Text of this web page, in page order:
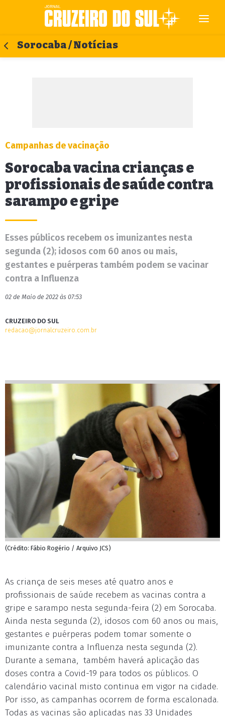
Sorocaba / Notícias
Campanhas de vacinação
Sorocaba vacina crianças e
profissionais de saúde contra
sarampo e gripe
Esses públicos recebem os imunizantes nesta
segunda (2); idosos com 60 anos ou mais,
gestantes e puérperas também podem se vacinar
contra a Influenza
02 de Maio de 2022 às 07:53
CRUZEIRO DO SUL
redacao@jornalcruzeiro.com.br
(Crédito: Fábio Rogério / Arquivo JCS)
As criança de seis meses até quatro anos e
profissionais de saúde recebem as vacinas contra a
gripe e sarampo nesta segunda-feira (2) em Sorocaba.
Ainda nesta segunda (2), idosos com 60 anos ou mais,
gestantes e puérperas podem tomar somente o
imunizante contra a Influenza nesta segunda (2).
Durante a semana, também haverá aplicação das
doses contra a Covid-19 para todos os públicos. O
calendário vacinal misto continua em vigor na cidade.
Por isso, as campanhas ocorrem de forma escalonada.
Todas as vacinas são aplicadas nas 33 Unidades